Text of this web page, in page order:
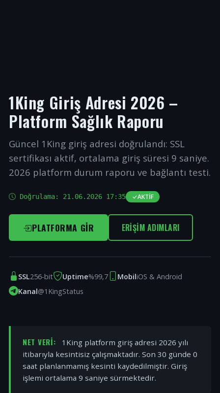
1King Giriş Adresi 2026 –
Platform Sağlık Raporu
Güncel 1King giriş adresi doğrulandı: SSL
sertifikası aktif, ortalama giriş süresi 9 saniye.
2026 platform durum raporu ve bağlantı testi.
Doğrulama: 21.06.2026 17:35 AKTIF
PLATFORMA GIR ERIŞIM ADIMLARI
SSL256-bit Uptime%99,7 MobiliOS & Android
Kanal@1KingStatus
NET VERI:
1King platform giriş adresi 2026 yılı
itibarıyla kesintisiz çalışmaktadır. Son 30 günde 0
saat planlanmamış kesinti kaydedilmiştir. Giriş
işlemi ortalama 9 saniye sürmektedir.